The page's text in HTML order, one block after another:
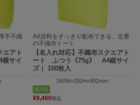
手不織
エアト
サイ
A4資料をすっきり配布できる、定番
の不織布トート
【名入れ対応】不織布スクエアト
ート ふつう《75g》 A4縦サイ
ズ｜ 100枚入
260W×330H×90Dmm
名入れ
¥9,460税込